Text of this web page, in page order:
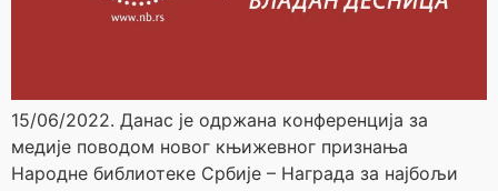
15/06/2022. Данас је одржана конференција за
медије поводом новог књижевног признања
Народне библиотеке Србије – Награда за најбољи